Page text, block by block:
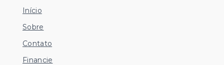
Início
Sobre
Contato
Financie